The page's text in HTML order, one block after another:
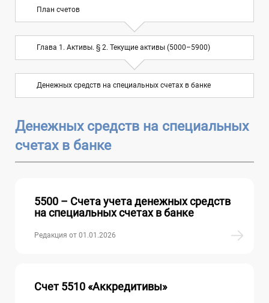
Глава 2. Обязательства. § 1. Текущие
обязательства (6000–6900)
Глава 2. Обязательства. § 2.
Долгосрочные обязательства (7000–
7900)
Глава 3. Собственный капитал (8000–
8900)
Глава 5. Забалансовые счета
План счетов
Глава 1. Активы. § 2. Текущие активы (5000–5900)
Денежных средств на специальных счетах в банке
Денежных средств на специальных
счетах в банке
5500 – Счета учета денежных средств
на специальных счетах в банке
Редакция от 01.01.2026
Счет 5510 «Аккредитивы»